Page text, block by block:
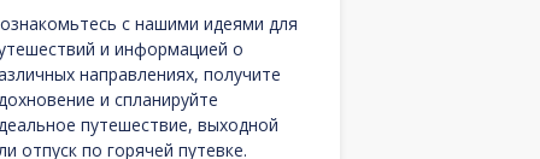
с нашими идеями для
и информацией о
направлениях, получите
и спланируйте
путешествие, выходной
отпуск по горячей путевке.